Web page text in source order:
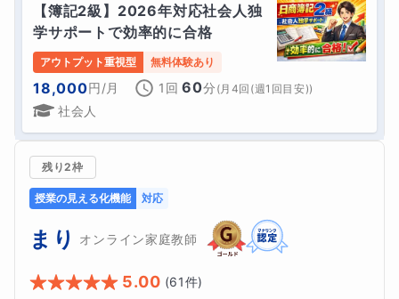
【簿記2級】2026年対応社会人独
学サポートで効率的に合格
アウトプット重視型 無料体験あり
18,000円/月 1回 60分 ( 月4回(週1回目安))
社会人
残り2枠
授業の見える化機能 対応
まり オンライン家庭教師
5.00 (61件)